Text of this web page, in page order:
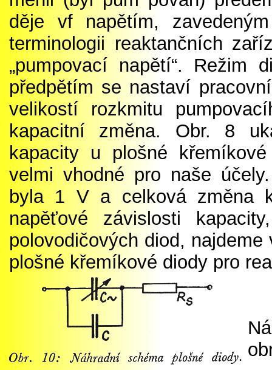
děje vf napětím,
terminologii reaktančních
„pumpovací napětí“.
předpětím se nastaví
velikostí rozkmitu
kapacitní změna. Obr. 8
kapacity u plošné
velmi vhodné pro naše
byla 1 V a celková změna
napěťové závislosti
polovodičových diod, najdeme
plošné křemíkové diody pro